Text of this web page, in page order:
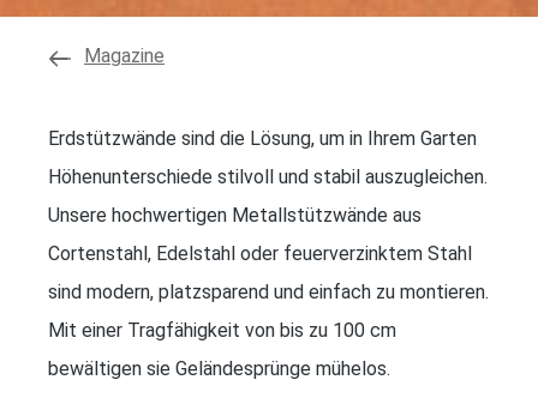
Magazine
Erdstützwände sind die Lösung, um in Ihrem Garten
Höhenunterschiede stilvoll und stabil auszugleichen.
Unsere hochwertigen Metallstützwände aus
Cortenstahl, Edelstahl oder feuerverzinktem Stahl
sind modern, platzsparend und einfach zu montieren.
Mit einer Tragfähigkeit von bis zu 100 cm
bewältigen sie Geländesprünge mühelos.